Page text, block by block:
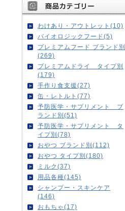
わけあり・アウトレット(10)
バイオロジックフード(5)
プレミアムフード ブランド別
(269)
プレミアムドライ タイプ別
(179)
手作り食支援(27)
缶・レトルト(77)
予防医学・サプリメント ブ
ランド別(51)
予防医学・サプリメント タ
イプ別(78)
おやつ ブランド別(112)
おやつ タイプ別(180)
ミルク(37)
用品各種(145)
シャンプー・スキンケア
(146)
おもちゃ(17)